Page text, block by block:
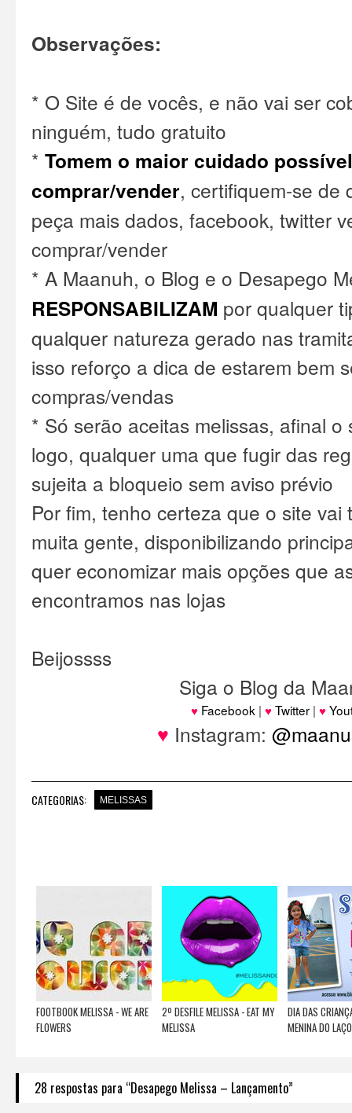
Observações:
* O Site é de vocês, e não vai ser
ninguém, tudo gratuito
* Tomem o maior cuidado
comprar/vender, certifiquem-se de
peça mais dados, facebook, twitter
comprar/vender
* A Maanuh, o Blog e o Desapego
RESPONSABILIZAM por qualquer
qualquer natureza gerado nas
isso reforço a dica de estarem bem
compras/vendas
* Só serão aceitas melissas, afinal o
logo, qualquer uma que fugir das
sujeita a bloqueio sem aviso prévio
Por fim, tenho certeza que o site vai
muita gente, disponibilizando
quer economizar mais opções que
encontramos nas lojas
Beijossss
Siga o Blog da
♥ Facebook | ♥Twitter | ♥
♥ Instagram:
CATEGORIAS: MELISSAS
FOOTBOOK MELISSA - WE ARE
FLOWERS
2º DESFILE MELISSA - EAT MY
MELISSA
DIA DAS
MENINA DO LAÇO
28 respostas para “Desapego Melissa – Lançamento”